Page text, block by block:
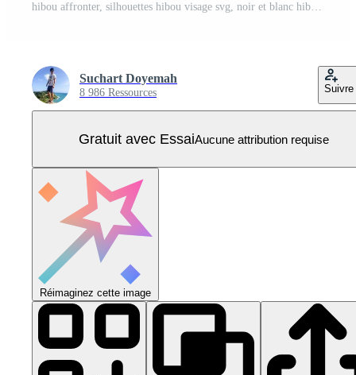
hibou affronter, silhouettes hibou visage svg, noir et blanc hibou vecteur Vecteur Pro
Suchart Doyemah
8 986 Ressources Suivre
Gratuit avec EssaiAucune attribution requise
Réimaginez cette image